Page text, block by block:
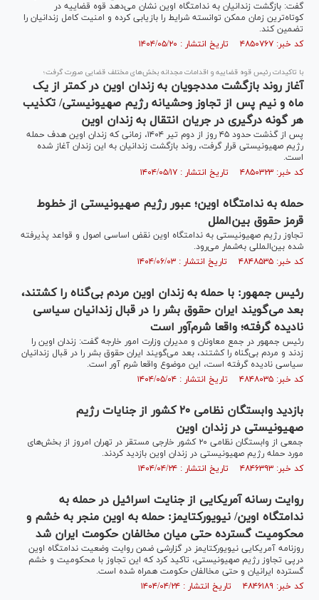
گفت: بازگشت زندانیان به ندامتگاه اوین نشان می‌دهد قوه قضاییه در
کوتاه‌ترین زمان ممکن توانسته شرایط را بازیابی کرده و امنیت کامل زندانیان را
تضمین کند.
کد خبر: ۴۸۵۰۷۶۷ تاریخ انتشار : ۱۴۰۴/۰۵/۲۰
با تاکیدات رئیس قوه قضاییه و اقدامات مجدانه بخش‌های مختلف قضایی صورت گرفت؛
آغاز روند بازگشت مددجویان به زندان اوین در کمتر از یک
ماه و نیم پس از تجاوز وحشیانه رژیم صهیونیستی/ تکذیب
هر گونه درگیری در جریان انتقال به زندان اوین
پس از گذشت حدود ۴۵ روز از دوم تیر ۱۴۰۴، زمانی که زندان اوین هدف حمله
رژیم صهیونیستی قرار گرفت، روند بازگشت زندانیان به این زندان آغاز شده
است.
کد خبر: ۴۸۵۰۳۲۳ تاریخ انتشار : ۱۴۰۴/۰۵/۱۷
حمله به ندامتگاه اوین؛ عبور رژیم صهیونیستی از خطوط
قرمز حقوق بین‌الملل
تجاوز رژیم صهیونیستی به ندامتگاه اوین نقض اساسی اصول و قواعد پذیرفته
شده بین‌المللی به‌شمار می‌رود.
کد خبر: ۴۸۴۸۵۳۵ تاریخ انتشار : ۱۴۰۴/۰۶/۰۳
رئیس جمهور: با حمله به زندان اوین مردم بی‌‌گناه را کشتند،
بعد می‌گویند ایران حقوق بشر را در قبال زندانیان سیاسی
نادیده گرفته؛ واقعا شرم‌آور است
رئیس جمهور در جمع معاونان و مدیران وزارت امور خارجه گفت: زندان اوین را
زدند و مردم بی‌‌گناه را کشتند، بعد می‌گویند ایران حقوق بشر را در قبال زندانیان
سیاسی نادیده گرفته است، این موضوع واقعا شرم آور است.
کد خبر: ۴۸۴۸۰۳۵ تاریخ انتشار : ۱۴۰۴/۰۵/۰۴
بازدید وابستگان نظامی ۲۰ کشور از جنایات رژیم
صهیونیستی در زندان اوین
جمعی از وابستگان نظامی ۲۰ کشور خارجی مستقر در تهران امروز از بخش‌های
مورد حمله رژیم صهیونیستی در زندان اوین بازدید کردند.
کد خبر: ۴۸۴۶۳۹۳ تاریخ انتشار : ۱۴۰۴/۰۴/۲۴
روایت رسانه آمریکایی از جنایت اسرائیل در حمله به
ندامتگاه اوین/ نیویورک‎تایمز: حمله به اوین منجر به خشم و
محکومیت گسترده حتی میان مخالفان حکومت ایران شد
روزنامه آمریکایی نیویورک‎تایمز در گزارشی ضمن روایت وضعیت ندامتگاه اوین
درپی تجاوز رژیم صهیونیستی، تاکید کرد که این تجاوز با محکومیت و خشم
گسترده ایرانیان و حتی مخالفان حکومت همراه شده است.
کد خبر: ۴۸۴۶۱۸۹ تاریخ انتشار : ۱۴۰۴/۰۴/۲۴